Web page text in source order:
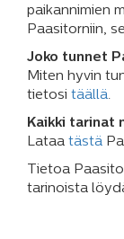
paikannimien
Paasitorniin,
Joko tunnet
Miten hyvin
tietosi täällä.
Kaikki tarinat
Lataa tästä
Tietoa
tarinoista